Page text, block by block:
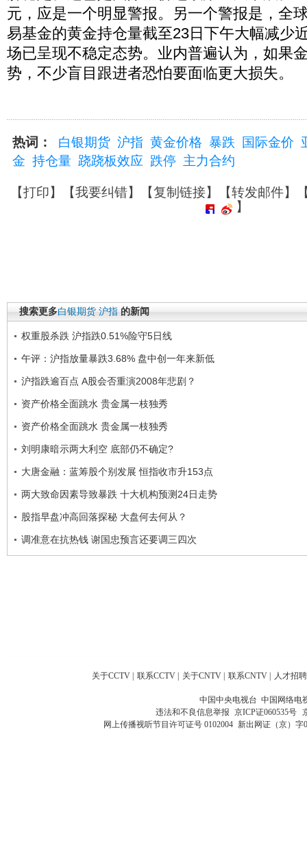
元，应是一个明显警报。另一个警报是，全
易基金的黄金持仓量截至23日下午大幅减少
场已呈现不稳定态势。业内普遍认为，如果
势，不少盲目跟进者恐怕要面临更大损失。
热词： 白银期货 沪指 黄金价格 暴跌 国际金价
金 持仓量 跷跷板效应 跌停 主力合约
【打印】【我要纠错】【复制链接】【转发邮件】
】
搜索更多白银期货 沪指 的新闻
权重股杀跌 沪指跌0.51%险守5日线
午评：沪指放量暴跌3.68% 盘中创一年来新低
沪指跌逾百点 A股会否重演2008年悲剧？
资产价格全面跳水 贵金属一枝独秀
资产价格全面跳水 贵金属一枝独秀
刘明康暗示两大利空 底部仍不确定?
大唐金融：蓝筹股个别发展 恒指收市升153点
两大致命因素导致暴跌 十大机构预测24日走势
股指早盘冲高回落探秘 大盘何去何从？
调准意在抗热钱 谢国忠预言还要调三四次
关于CCTV 联系CCTV 关于CNTV 联系CNTV 人才招聘
中国中央电视台 中国网络电
违法和不良信息举报 京ICP证060535号
网上传播视听节目许可证号 0102004 新出网证（京）